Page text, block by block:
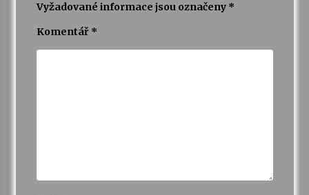
Vyžadované informace jsou označeny *
Komentář *